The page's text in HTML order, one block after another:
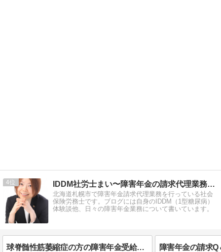
4 IDDM社労士まい〜障害年金の請求代理業務を行っています
北海道札幌市で障害年金請求代理業務を行っている社会
保険労務士です。ブログには自身のIDDM（1型糖尿病）
体験談他、日々の障害年金業務について書いています。
球脊髄性筋萎縮症の方の障害年金受給事例紹介 障害年金の請求